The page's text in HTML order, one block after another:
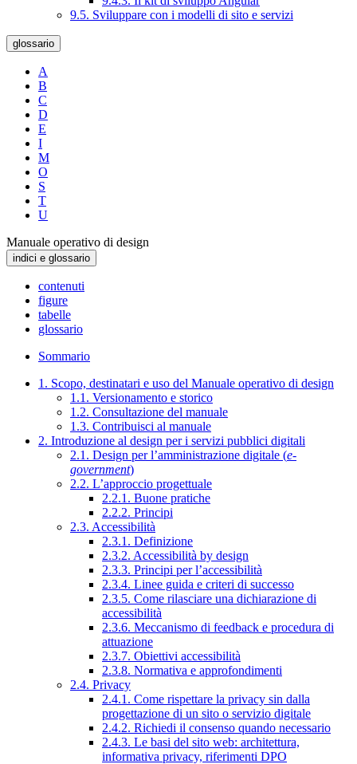
9.5. Sviluppare con i modelli di sito e servizi
glossario
A
B
C
D
E
I
M
O
S
T
U
Manuale operativo di design
indici e glossario
contenuti
figure
tabelle
glossario
Sommario
1. Scopo, destinatari e uso del Manuale operativo di design
1.1. Versionamento e storico
1.2. Consultazione del manuale
1.3. Contribuisci al manuale
2. Introduzione al design per i servizi pubblici digitali
2.1. Design per l’amministrazione digitale (e-
government)
2.2. L’approccio progettuale
2.2.1. Buone pratiche
2.2.2. Principi
2.3. Accessibilità
2.3.1. Definizione
2.3.2. Accessibilità by design
2.3.3. Principi per l’accessibilità
2.3.4. Linee guida e criteri di successo
2.3.5. Come rilasciare una dichiarazione di
accessibilità
2.3.6. Meccanismo di feedback e procedura di
attuazione
2.3.7. Obiettivi accessibilità
2.3.8. Normativa e approfondimenti
2.4. Privacy
2.4.1. Come rispettare la privacy sin dalla
progettazione di un sito o servizio digitale
2.4.2. Richiedi il consenso quando necessario
2.4.3. Le basi del sito web: architettura,
informativa privacy, riferimenti DPO